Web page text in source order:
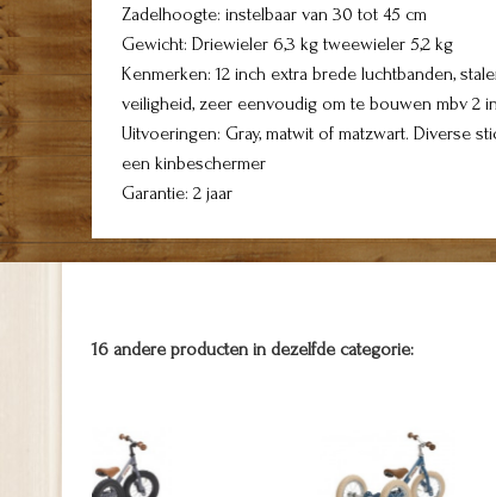
Zadelhoogte: instelbaar van 30 tot 45 cm
Gewicht: Driewieler 6,3 kg tweewieler 5,2 kg
Kenmerken: 12 inch extra brede luchtbanden,
veiligheid, zeer eenvoudig om te bouwen mbv 2
Uitvoeringen: Gray, matwit of matzwart. Diverse
een kinbeschermer
Garantie: 2 jaar
16 andere producten in dezelfde categorie: